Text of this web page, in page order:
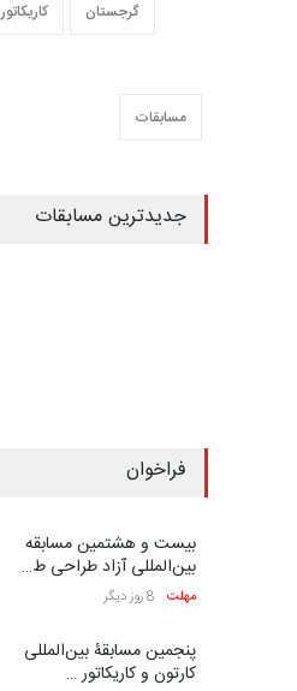
کاریکاتور گرجستان
مسابقات
جدیدترین مسابقات
فراخوان
بیست و هشتمین مسابقه
بین‌المللی آزاد طراحی ط…
مهلت 8 روز دیگر
پنجمین مسابقۀ بین‌المللی
کارتون و کاریکاتور …